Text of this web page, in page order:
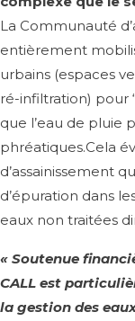
La Communauté
entièrement
urbains (espaces
ré-infiltration) pour
que l’eau de pluie
phréatiques.Cela
d’assainissement
d’épuration dans
eaux non traitées
« Soutenue
CALL est
la gestion des